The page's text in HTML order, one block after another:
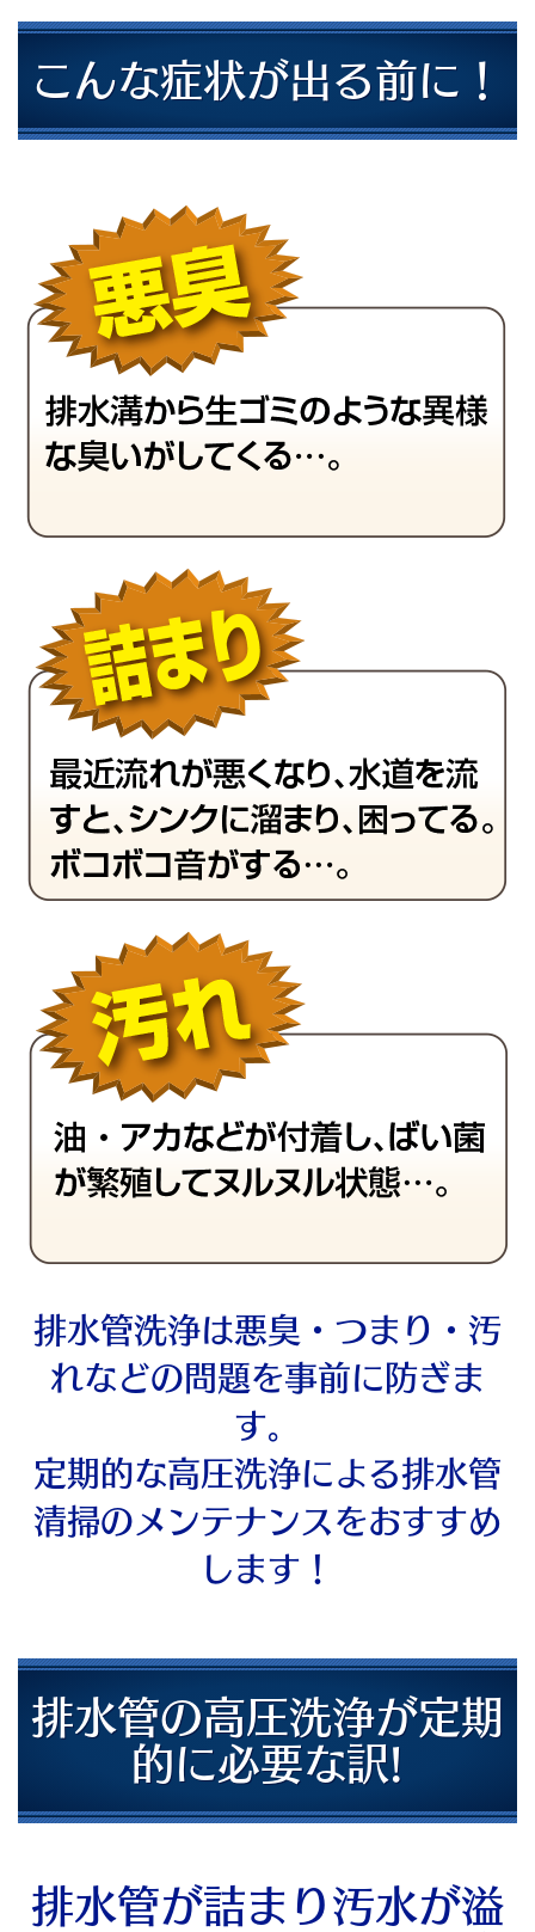
こんな症状が出る前に！
排水管洗浄は悪臭・つまり・汚
れなどの問題を事前に防ぎま
す。
定期的な高圧洗浄による排水管
清掃のメンテナンスをおすすめ
します！
排水管の高圧洗浄が定期
的に必要な訳!
排水管が詰まり汚水が溢